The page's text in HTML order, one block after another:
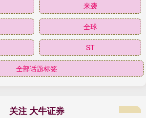
来袭
全球
ST
全部话题标签
关注 大牛证券